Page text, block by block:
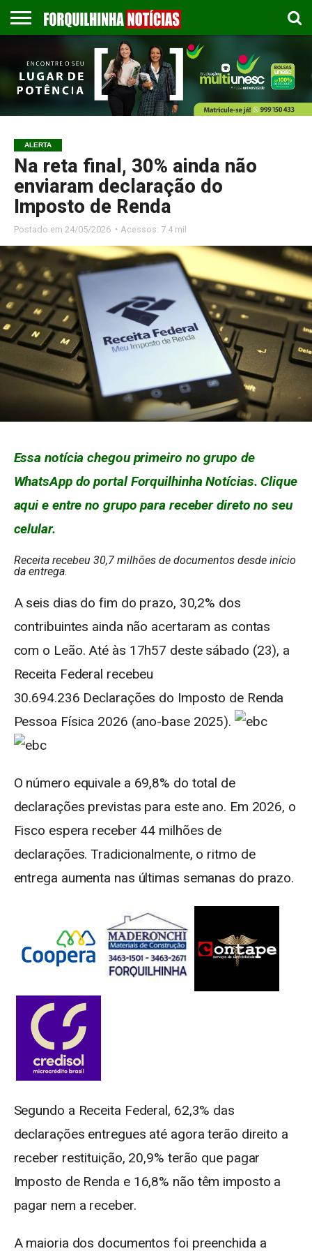
EMPREGOS
ESPORTES
PUBLICAÇÃO
LEGAL
GASTRONOMIA
CONTATO
ALERTA
Na reta final, 30% ainda não
enviaram declaração do
Imposto de Renda
Postado em 24/05/2026 ◔ Acessos: 7.4 mil
Essa notícia chegou primeiro no grupo de
WhatsApp do portal Forquilhinha Notícias. Clique
aqui e entre no grupo para receber direto no seu
celular.
Receita recebeu 30,7 milhões de documentos desde início
da entrega.
A seis dias do fim do prazo, 30,2% dos
contribuintes ainda não acertaram as contas
com o Leão. Até às 17h57 deste sábado (23), a
Receita Federal recebeu
30.694.236 Declarações do Imposto de Renda
Pessoa Física 2026 (ano-base 2025).
O número equivale a 69,8% do total de
declarações previstas para este ano. Em 2026, o
Fisco espera receber 44 milhões de
declarações. Tradicionalmente, o ritmo de
entrega aumenta nas últimas semanas do prazo.
Segundo a Receita Federal, 62,3% das
declarações entregues até agora terão direito a
receber restituição, 20,9% terão que pagar
Imposto de Renda e 16,8% não têm imposto a
pagar nem a receber.
A maioria dos documentos foi preenchida a